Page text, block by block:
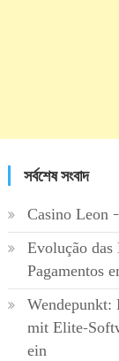
সর্বশেষ সংবাদ
Casino Leon
Evolução
Pagamentos
Wendepunkt:
mit Elite-
ein